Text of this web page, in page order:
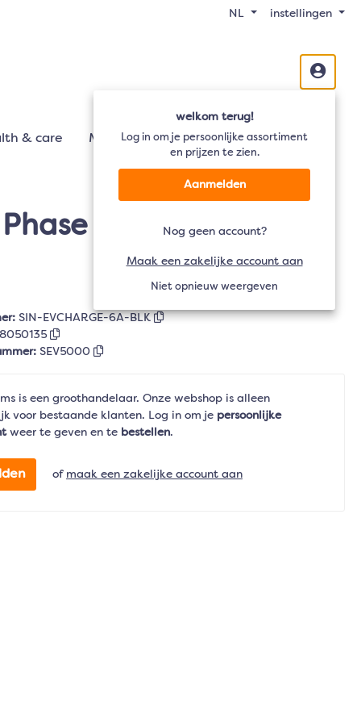
NL instellingen
welkom terug!
Log in om je persoonlijke assortiment
en prijzen te zien.
Aanmelden
Nog geen account?
Maak een zakelijke account aan
Niet opnieuw weergeven
& care Mobiliteit Audio TV
Phase , 5m - Zwart
SIN-EVCHARGE-6A-BLK
SEV5000
is een groothandelaar. Onze webshop is alleen
voor bestaande klanten. Log in om je persoonlijke
weer te geven en te bestellen.
of maak een zakelijke account aan